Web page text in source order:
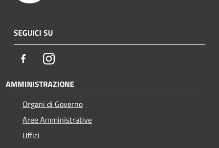
SEGUICI SU
FacebookInstagram
AMMINISTRAZIONE
Organi di Governo
Aree Amministrative
Uffici